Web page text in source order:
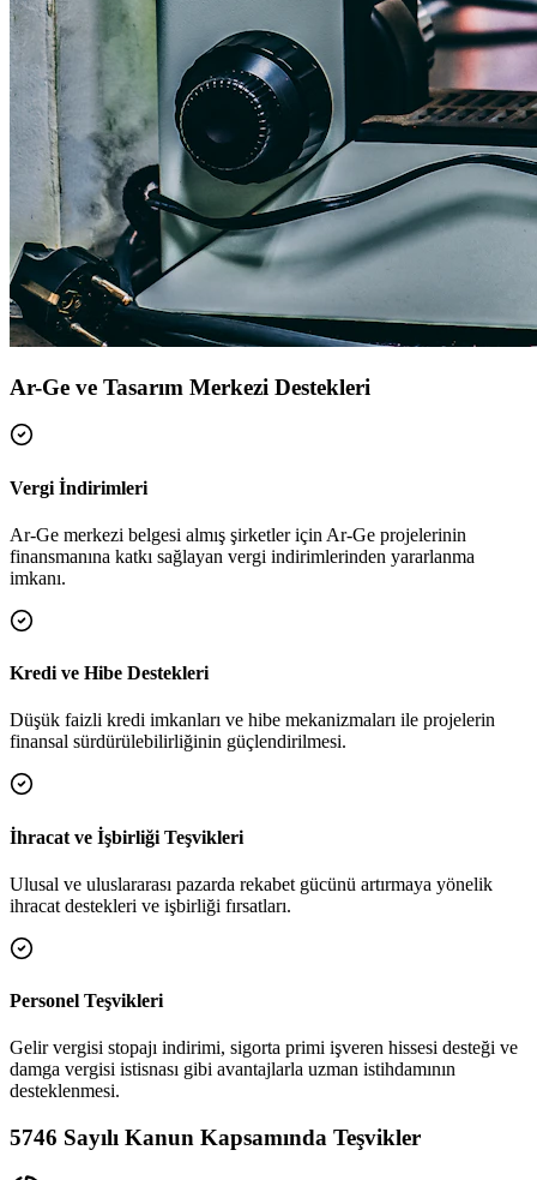
Ar-Ge ve Tasarım Merkezi Destekleri
Vergi İndirimleri
Ar-Ge merkezi belgesi almış şirketler için Ar-Ge projelerinin
finansmanına katkı sağlayan vergi indirimlerinden yararlanma
imkanı.
Kredi ve Hibe Destekleri
Düşük faizli kredi imkanları ve hibe mekanizmaları ile projelerin
finansal sürdürülebilirliğinin güçlendirilmesi.
İhracat ve İşbirliği Teşvikleri
Ulusal ve uluslararası pazarda rekabet gücünü artırmaya yönelik
ihracat destekleri ve işbirliği fırsatları.
Personel Teşvikleri
Gelir vergisi stopajı indirimi, sigorta primi işveren hissesi desteği ve
damga vergisi istisnası gibi avantajlarla uzman istihdamının
desteklenmesi.
5746 Sayılı Kanun Kapsamında Teşvikler